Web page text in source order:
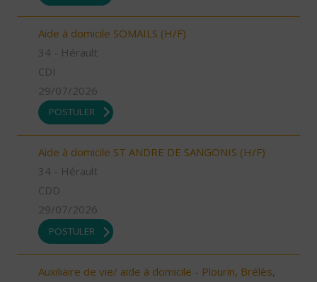
Aide à domicile SOMAILS (H/F)
34 - Hérault
CDI
29/07/2026
POSTULER
Aide à domicile ST ANDRE DE SANGONIS (H/F)
34 - Hérault
CDD
29/07/2026
POSTULER
Auxiliaire de vie/ aide à domicile - Plourin, Brélès,